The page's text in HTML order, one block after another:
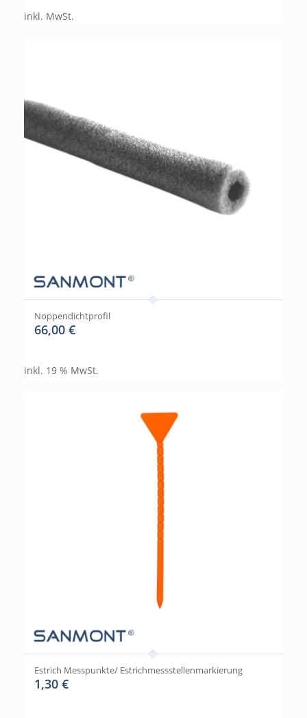
inkl. MwSt.
Noppendichtprofil
66,00 €
inkl. 19 % MwSt.
Estrich Messpunkte/ Estrichmessstellenmarkierung
1,30 €